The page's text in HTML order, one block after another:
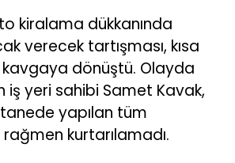
kiralama dükkanında
verecek tartışması, kısa
kavgaya dönüştü. Olayda
iş yeri sahibi Samet Kavak,
yapılan tüm
kurtarılamadı.